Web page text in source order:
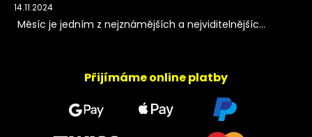
14.11.2024
Měsíc je jedním z nejznámějších a nejviditelnějšíc...
Přijímáme online platby